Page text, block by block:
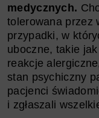
medycznych.
tolerowana przez
przypadki, w
uboczne, takie
reakcje
stan psychiczny
pacjenci
i zgłaszali